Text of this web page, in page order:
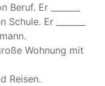
Er _______
Er _______
Wohnung mit
Reisen.